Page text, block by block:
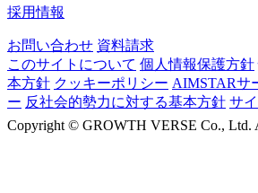
採用情報
お問い合わせ 資料請求
このサイトについて 個人情報保護方針
本方針 クッキーポリシー AIMSTARサ
ー 反社会的勢力に対する基本方針 サ
Copyright © GROWTH VERSE Co., Ltd.